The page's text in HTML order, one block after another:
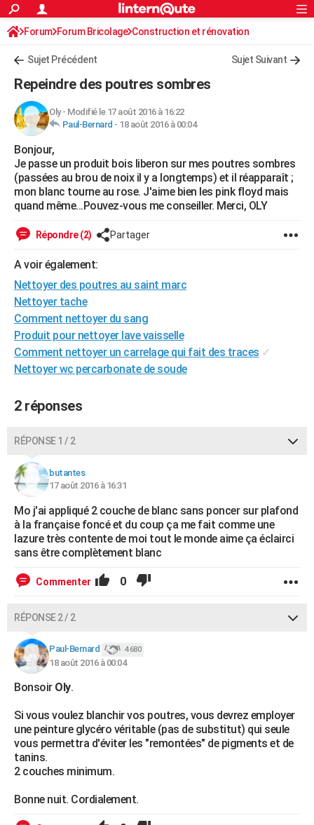
ACTUALITÉS
Politique
Société
Faits Divers
Education
Monde
Villes
+
FINANCE
Retraite
Impôts
Epargne
Immobilier
Risques naturels par ville
Banque
Assurance
Crédit
AUTO
Essais
Réserver un essai
Citadines
Berlines
SUV
Forum auto
+HIGH-TECH
Mobiles
Meilleur smartphone
Internet
Ordinateurs
Jeux vidéo
Guide high-tech
+BRICOLAGE
Forum
Aménagement intérieur
Extérieur
Cuisine
Salle de bains
Jardinage
Rangement
Guides de France
Escapades
Patrimoine
Expositions
Musées
Week-end nature
Art de vivre
Bien-être
Loisirs
Mode
Modes de vie
Alimentation
Guide de la santé
Maladies
Médicaments
Sommeil
VOYAGE
PHOTO
GUIDES D'ACHAT
CARTE DE VOEUX
Carte de Noël
Carte Bonne année
Carte Saint-Valentin
Carte Pâques
Carte d'anniversaire
DICTIONNAIRE
Dictionnaire
Biographies
Citations
Expressions
Proverbes
PROGRAMME TV
S'inscrire
Se connecter
Lycées
Collèges
Primaires
Universités
Entreprises
Service militaire
Avis de recherche
AVIS DE DÉCÈS
FORUM
Bricolage
Lifestyle
Culture
Sport
Auto
Television
Voyage
Cinema
Rechercher
S'inscrire
Connexion
Forum Forum Bricolage Construction et rénovation
Peinture, Vernis, Tapissserie
Sujet Précédent Sujet Suivant
Repeindre des poutres sombres
Oly- Modifié le 17 août 2016 à 16:22
Paul-Bernard - 18 août 2016 à 00:04
Bonjour,
Je passe un produit bois liberon sur mes poutres sombres
(passées au brou de noix il y a longtemps) et il réapparaît ;
mon blanc tourne au rose. J'aime bien les pink floyd mais
quand même...Pouvez-vous me conseiller. Merci, OLY
Répondre (2) Partager
A voir également:
Nettoyer des poutres au saint marc
Nettoyer tache
Comment nettoyer du sang
Produit pour nettoyer lave vaisselle
Comment nettoyer un carrelage qui fait des traces ✓
Nettoyer wc percarbonate de soude
2 réponses
RÉPONSE 1 / 2
butantes
17 août 2016 à 16:31
Mo j'ai appliqué 2 couche de blanc sans poncer sur plafond
à la française foncé et du coup ça me fait comme une
lazure très contente de moi tout le monde aime ça éclairci
sans être complètement blanc
Commenter 0
RÉPONSE 2 / 2
Paul-Bernard 4 680
18 août 2016 à 00:04
Bonsoir Oly.
Si vous voulez blanchir vos poutres, vous devrez employer
une peinture glycéro véritable (pas de substitut) qui seule
vous permettra d'éviter les "remontées" de pigments et de
tanins.
2 couches minimum.
Bonne nuit. Cordialement.